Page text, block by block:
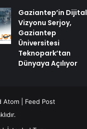
Gaziantep’in Dijital
Vizyonu Serjoy,
Gaziantep
Üniversitesi
Teknopark’tan
Dünyaya Açılıyor
Atom| Feed Post